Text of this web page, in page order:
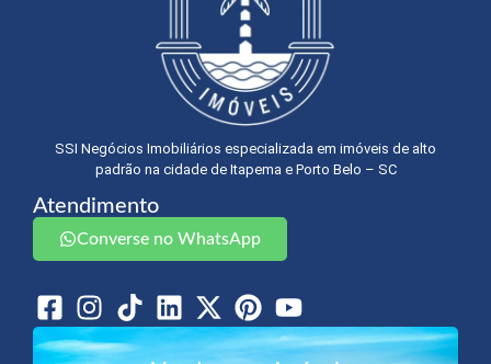
SSI Negócios Imobiliários especializada em imóveis de alto
padrão na cidade de Itapema e Porto Belo – SC
Atendimento
Converse no WhatsApp